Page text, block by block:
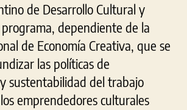
de Desarrollo Cultural y
dependiente de la
de Economía Creativa, que se
las políticas de
sustentabilidad del trabajo
emprendedores culturales